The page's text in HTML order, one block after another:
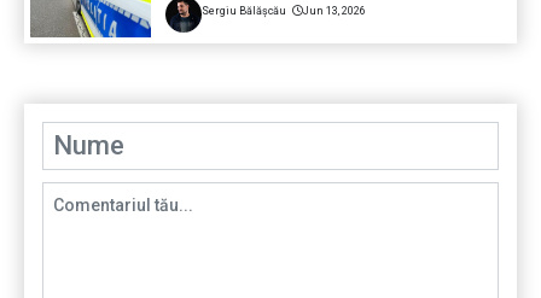
Sergiu Bălășcău Jun 13, 2026